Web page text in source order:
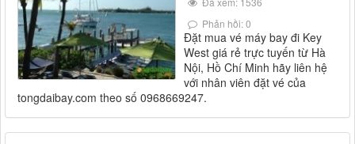
Phản hồi: 0
Đặt mua vé máy bay đi Key
West giá rẻ trực tuyến từ Hà
Nội, Hồ Chí Minh hãy liên hệ
với nhân viên đặt vé của
tongdaibay.com theo số 0968669247.